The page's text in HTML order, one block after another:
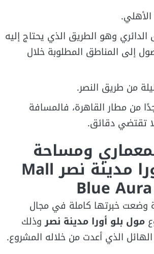
وهو الطريق الذي يحتاج إليه
إلى المناطق المطلوبة خلال
من طريق النصر.
من مطار القاهرة، فالمسافة
تقتضي دقائق.
ومساحة
مدينة نصرMall
Blue
وضعت خبرتها كاملة في مجال
مول بلو أورا مدينة نصروذلك
الذي أعدت من خلاله المشروع.